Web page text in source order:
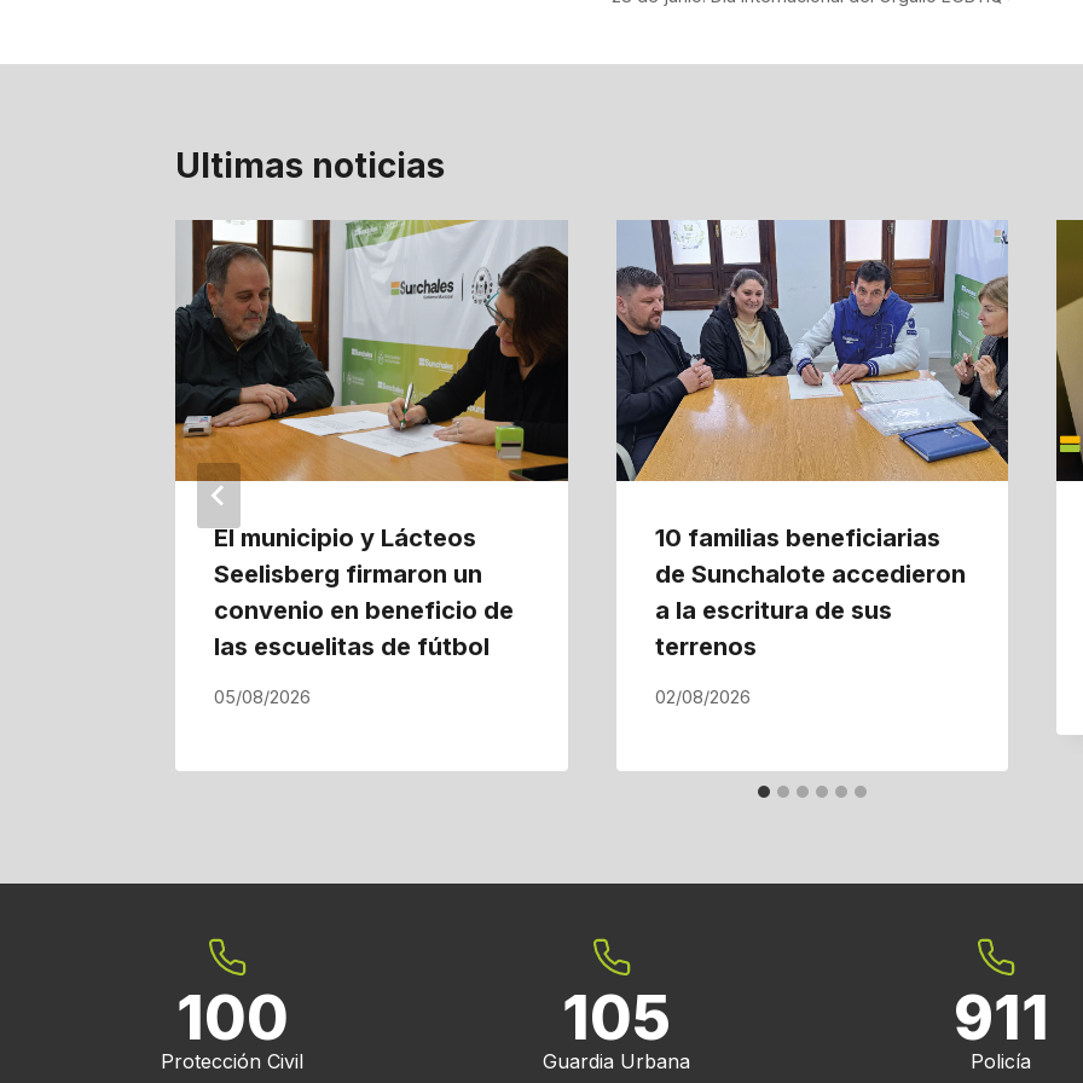
Ultimas noticias
El municipio y Lácteos
Seelisberg firmaron un
convenio en beneficio de
las escuelitas de fútbol
05/08/2026
10 familias beneficiarias
de Sunchalote accedieron
a la escritura de sus
terrenos
02/08/2026
100
Protección Civil
105
Guardia Urbana
911
Policía